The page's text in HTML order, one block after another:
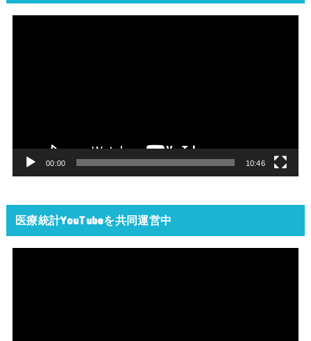
00:00 10:46
医療統計YouTubeを共同運営中